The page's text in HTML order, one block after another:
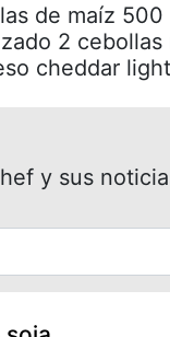
de maíz
2
cheddar light
y sus